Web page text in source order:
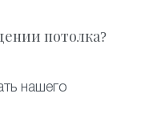
потолка?
нашего